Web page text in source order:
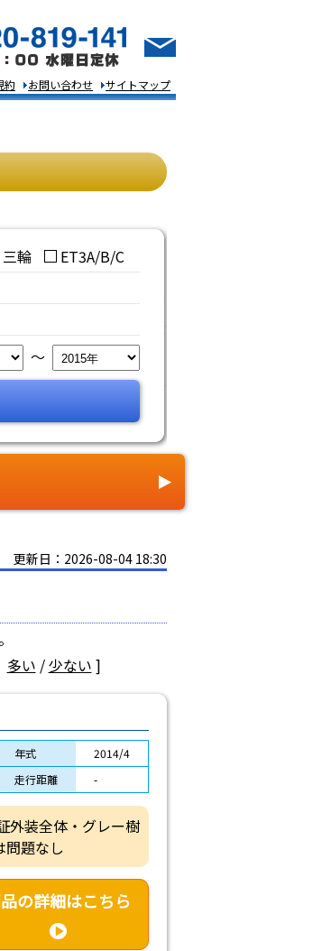
約 お問い合わせ サイトマップ
三輪
ET3A/B/C
～
更新日：2026-08-04 18:30
多い /少ない ]
年式
2014/4
走行距離
-
外装全体・グレー樹
題なし
の詳細はこちら